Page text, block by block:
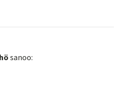
sanoo: